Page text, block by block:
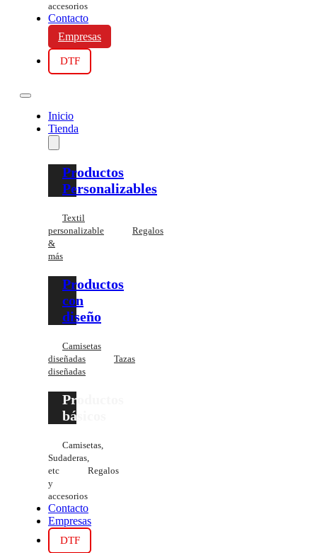
accesorios
Contacto
Empresas
DTF
Inicio
Tienda
Productos
Personalizables
Textil
personalizable
Regalos
&
más
Productos
con
diseño
Camisetas
diseñadas
Tazas
diseñadas
Productos
básicos
Camisetas,
Sudaderas,
etc
Regalos
y
accesorios
Contacto
Empresas
DTF